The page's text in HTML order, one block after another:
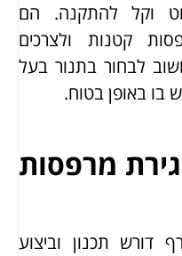
וקל להתקנה. הם
קטנות ולצרכים
לבחור בתנור בעל
בו באופן בטוח.
מרפסות
דורש תכנון וביצוע